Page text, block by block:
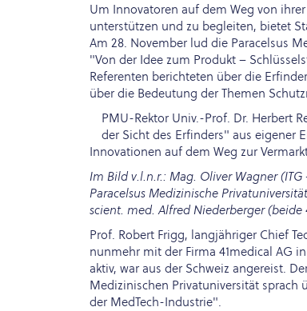
Um Innovatoren auf dem Weg von
unterstützen und zu begleiten, bietet
Am 28. November lud die Paracelsus
"Von der Idee zum Produkt –
Referenten berichteten über die
über die Bedeutung der Themen
PMU-Rektor Univ.-Prof. Dr. Herbert
der Sicht des Erfinders" aus eigener
Innovationen auf dem Weg zur
Im Bild v.l.n.r.: Mag. Oliver Wagner
Paracelsus Medizinische
scient. med. Alfred Niederberger (beide
Prof. Robert Frigg, langjähriger Chief
nunmehr mit der Firma 41medical AG
aktiv, war aus der Schweiz angereist.
Medizinischen Privatuniversität
der MedTech-Industrie".